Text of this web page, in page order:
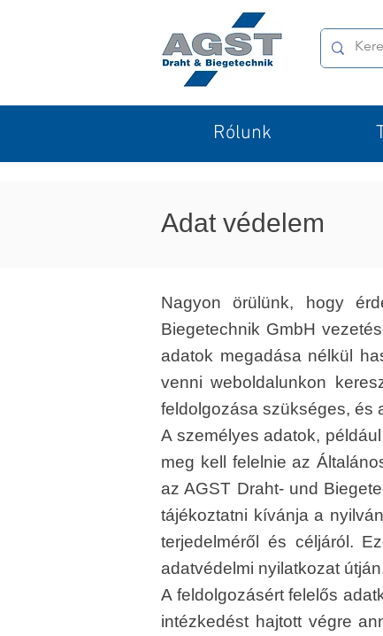
Rólunk
Adat védelem
Nagyon örülünk, hogy
Biegetechnik GmbH
adatok megadása nélkül
venni weboldalunkon
feldolgozása szükséges, és
A személyes adatok,
meg kell felelnie az
az AGST Draht- und
tájékoztatni kívánja a
terjedelméről és céljáról.
adatvédelmi nyilatkozat
A feldolgozásért felelős
intézkedést hajtott végre